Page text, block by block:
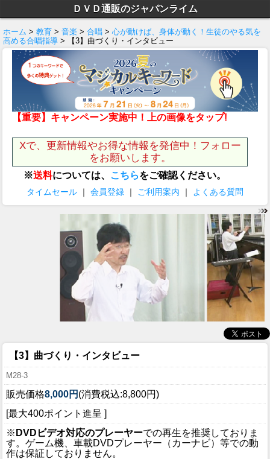
ＤＶＤ通販のジャパンライム
ホーム > 教育 > 音楽 > 合唱 > 心が動けば、身体が動く！生徒のやる気を
高める合唱指導 > 【3】曲づくり・インタビュー
【重要】キャンペーン実施中！上の画像をタップ!
Xで、更新情報やお得な情報を発信中！フォロー
をお願いします。
※送料については、 こちらをご確認ください。
タイムセール ｜ 会員登録 ｜ ご利用案内 ｜ よくある質問
【3】曲づくり・インタビュー
M28-3
販売価格8,000円 (消費税込:8,800円)
[最大400ポイント進呈 ]
※ DVDビデオ対応のプレーヤーでの再生を推奨しておりま
す。ゲーム機、車載DVDプレーヤー（カーナビ）等での動
作は保証しておりません。